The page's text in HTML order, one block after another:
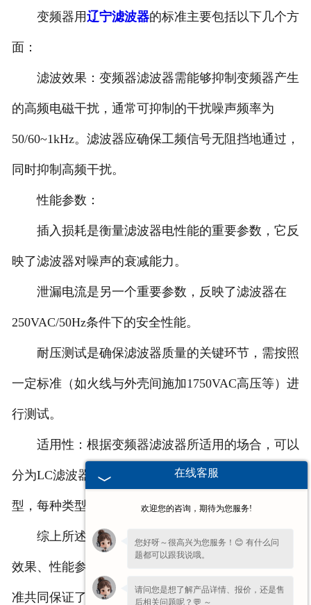
辽宁滤波器
变频器用辽宁滤波器的标准主要包括以下几个方
面：
滤波效果：变频器滤波器需能够抑制变频器产生
的高频电磁干扰，通常可抑制的干扰噪声频率为
50/60~1kHz。滤波器应确保工频信号无阻挡地通过，
同时抑制高频干扰。
性能参数：
插入损耗是衡量滤波器电性能的重要参数，它反
映了滤波器对噪声的衰减能力。
泄漏电流是另一个重要参数，反映了滤波器在
250VAC/50Hz条件下的安全性能。
耐压测试是确保滤波器质量的关键环节，需按照
一定标准（如火线与外壳间施加1750VAC高压等）进
行测试。
适用性：根据变频器滤波器所适用的场合，可以
分为LC滤波器、谐波滤波器和正弦波滤波器等类
型，每种类型都有其特定的适用场景和性能要求。
综上所述，辽宁变频器用滤波器的标准涉及滤波
效果、性能参数、适用性和标准规范等方面，这些标
准共同保证了滤波器在变频器系统中的可靠性。
在线客服
欢迎您的咨询，期待为您服务!
您好呀～很高兴为您服务！😊 有什么问
题都可以跟我说哦。
请问您是想了解产品详情、报价，还是售
后相关问题呢？💬 ～